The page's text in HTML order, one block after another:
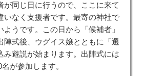
が同じ日に行うので、ここに来て
いなく支援者です。最寄の神社で
うです。この日から「候補者」
陣式後、ウグイス嬢とともに「選
み遊説が始まります。出陣式には
が参加します。